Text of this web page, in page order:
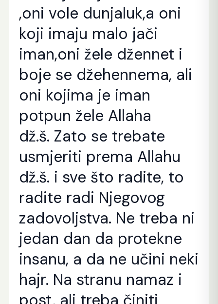
,oni vole dunjaluk,a oni
koji imaju malo jači
iman,oni žele džennet i
boje se džehennema, ali
oni kojima je iman
potpun žele Allaha
dž.š. Zato se trebate
usmjeriti prema Allahu
dž.š. i sve što radite, to
radite radi Njegovog
zadovoljstva. Ne treba ni
jedan dan da protekne
insanu, a da ne učini neki
hajr. Na stranu namaz i